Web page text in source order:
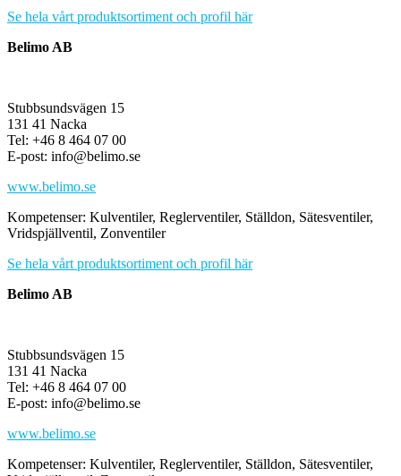
Se hela vårt produktsortiment och profil här
Belimo AB
Stubbsundsvägen 15
131 41 Nacka
Tel: +46 8 464 07 00
E-post: info@belimo.se
www.belimo.se
Kompetenser: Kulventiler, Reglerventiler, Ställdon, Sätesventiler,
Vridspjällventil, Zonventiler
Se hela vårt produktsortiment och profil här
Belimo AB
Stubbsundsvägen 15
131 41 Nacka
Tel: +46 8 464 07 00
E-post: info@belimo.se
www.belimo.se
Kompetenser: Kulventiler, Reglerventiler, Ställdon, Sätesventiler,